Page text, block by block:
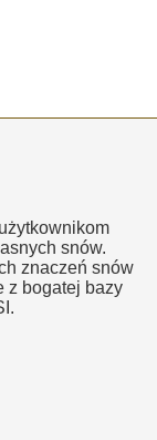
snów.
znaczeń snów
z bogatej bazy